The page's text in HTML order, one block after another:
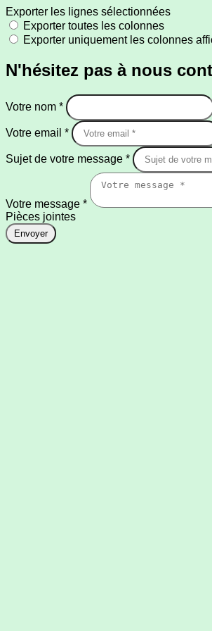
Exporter les lignes sélectionnées
Exporter toutes les colonnes
Exporter uniquement les colonnes
N'hésitez pas à nous
Votre nom *
Votre email *
Sujet de votre message *
Votre message *
Pièces jointes
Envoyer